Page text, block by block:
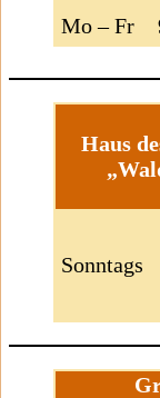
Mo – Fr
Haus
Sonntags